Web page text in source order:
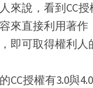
來說，看到CC
來直接利用著作
即可取得權利人
CC授權有3.0與